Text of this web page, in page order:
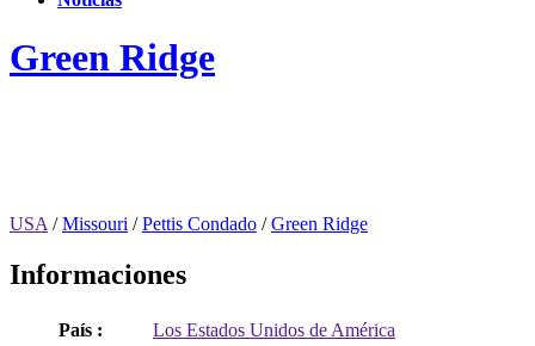
Green Ridge
USA /Missouri /Pettis Condado /Green Ridge
Informaciones
País :
Los Estados Unidos de América